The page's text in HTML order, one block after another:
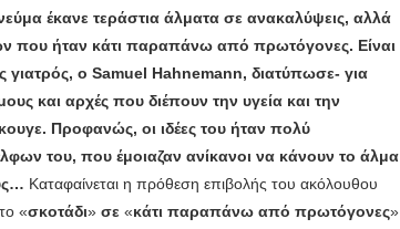
έκανε τεράστια άλματα σε ανακαλύψεις, αλλά
που ήταν κάτι παραπάνω από πρωτόγονες. Είναι
γιατρός, ο Samuel Hahnemann, διατύπωσε- για
και αρχές που διέπουν την υγεία και την
Προφανώς, οι ιδέες του ήταν πολύ
του, που έμοιαζαν ανίκανοι να κάνουν το άλμα
Καταφαίνεται η πρόθεση επιβολής του ακόλουθου
«σκοτάδι» σε «κάτι παραπάνω από πρωτόγονες»